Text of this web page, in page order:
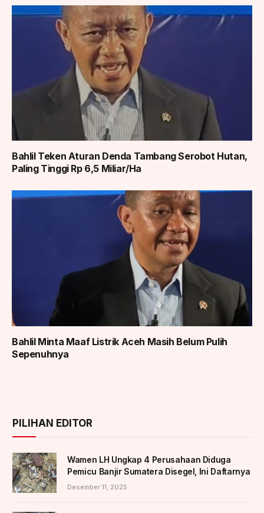
Bahlil Teken Aturan Denda Tambang Serobot Hutan,
Paling Tinggi Rp 6,5 Miliar/Ha
Bahlil Minta Maaf Listrik Aceh Masih Belum Pulih
Sepenuhnya
PILIHAN EDITOR
Wamen LH Ungkap 4 Perusahaan Diduga
Pemicu Banjir Sumatera Disegel, Ini Daftarnya
Desember 11, 2025